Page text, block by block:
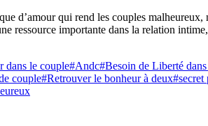
d’amour qui rend les couples
ressource importante dans la relation
dans le couple#Andc#Besoin de Liberté
couple#Retrouver le bonheur à deux#secret